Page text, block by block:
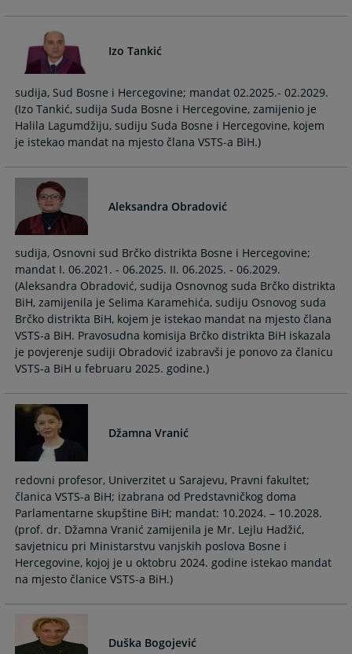
Izo Tankić
sudija, Sud Bosne i Hercegovine; mandat 02.2025.- 02.2029.
(Izo Tankić, sudija Suda Bosne i Hercegovine, zamijenio je
Halila Lagumdžiju, sudiju Suda Bosne i Hercegovine, kojem
je istekao mandat na mjesto člana VSTS-a BiH.)
Aleksandra Obradović
sudija, Osnovni sud Brčko distrikta Bosne i Hercegovine;
mandat I. 06.2021. - 06.2025. II. 06.2025. - 06.2029.
(Aleksandra Obradović, sudija Osnovnog suda Brčko distrikta
BiH, zamijenila je Selima Karamehića, sudiju Osnovog suda
Brčko distrikta BiH, kojem je istekao mandat na mjesto člana
VSTS-a BiH. Pravosudna komisija Brčko distrikta BiH iskazala
je povjerenje sudiji Obradović izabravši je ponovo za članicu
VSTS-a BiH u februaru 2025. godine.)
Džamna Vranić
redovni profesor, Univerzitet u Sarajevu, Pravni fakultet;
članica VSTS-a BiH; izabrana od Predstavničkog doma
Parlamentarne skupštine BiH; mandat: 10.2024. – 10.2028.
(prof. dr. Džamna Vranić zamijenila je Mr. Lejlu Hadžić,
savjetnicu pri Ministarstvu vanjskih poslova Bosne i
Hercegovine, kojoj je u oktobru 2024. godine istekao mandat
na mjesto članice VSTS-a BiH.)
Duška Bogojević